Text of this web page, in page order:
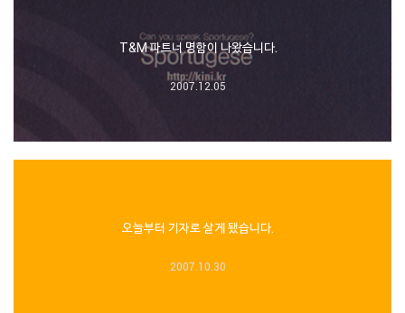
T&M 파트너 명함이 나왔습니다.
2007.12.05
오늘부터 기자로 살게 됐습니다.
2007.10.30